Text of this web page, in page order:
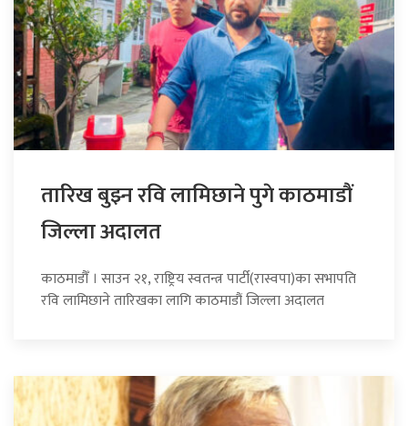
तारिख बुझ्न रवि लामिछाने पुगे काठमाडौं
जिल्ला अदालत
काठमाडौँ । साउन २१, राष्ट्रिय स्वतन्त्र पार्टी(रास्वपा)का सभापति
रवि लामिछाने तारिखका लागि काठमाडौं जिल्ला अदालत